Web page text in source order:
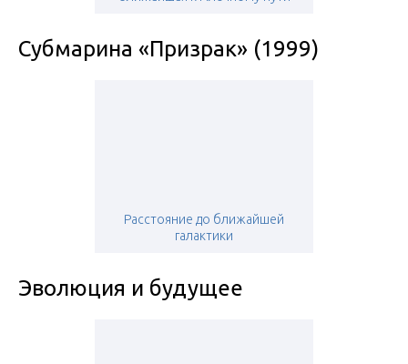
Субмарина «Призрак» (1999)
Расстояние до ближайшей
галактики
Эволюция и будущее